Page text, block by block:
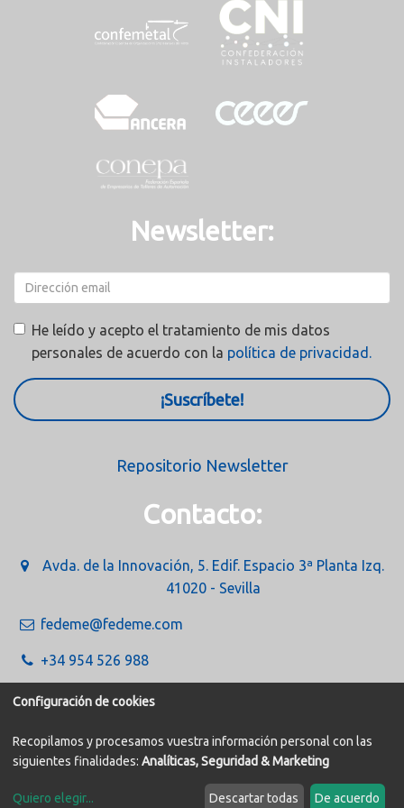
Newsletter:
He leído y acepto el tratamiento de mis datos
personales de acuerdo con la política de privacidad.
¡Suscríbete!
Repositorio Newsletter
Contacto:
Avda. de la Innovación, 5. Edif. Espacio 3ª Planta Izq.
41020 - Sevilla
fedeme@fedeme.com
+34 954 526 988
Configuración de cookies
Recopilamos y procesamos vuestra información personal con las
siguientes finalidades: Analíticas, Seguridad & Marketing
Quiero elegir... Descartar todas De acuerdo